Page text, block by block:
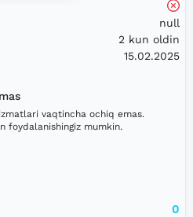
null
2 kun oldin
15.02.2025
vaqtincha ochiq emas.
foydalanishingiz mumkin.
0